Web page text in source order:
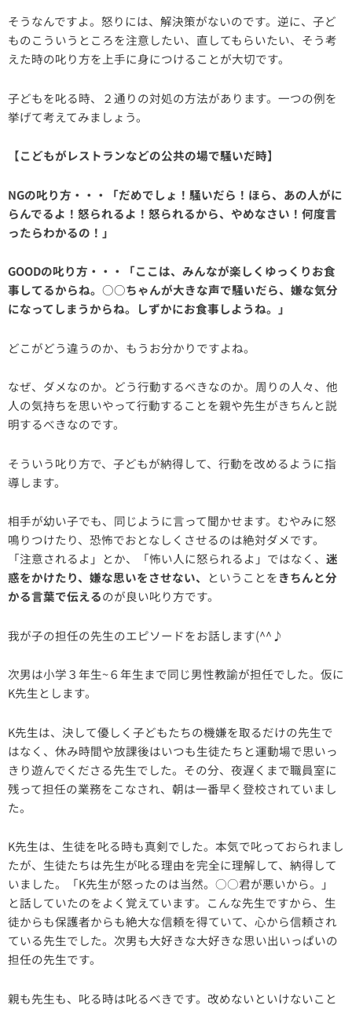
そうなんですよ。怒りには、解決策がないのです。逆に、子ど
ものこういうところを注意したい、直してもらいたい、そう考
えた時の叱り方を上手に身につけることが大切です。
子どもを叱る時、２通りの対処の方法があります。一つの例を
挙げて考えてみましょう。
【こどもがレストランなどの公共の場で騒いだ時】
NGの叱り方・・・「だめでしょ！騒いだら！ほら、あの人がに
らんでるよ！怒られるよ！怒られるから、やめなさい！何度言
ったらわかるの！」
GOODの叱り方・・・「ここは、みんなが楽しくゆっくりお食
事してるからね。○○ちゃんが大きな声で騒いだら、嫌な気分
になってしまうからね。しずかにお食事しようね。」
どこがどう違うのか、もうお分かりですよね。
なぜ、ダメなのか。どう行動するべきなのか。周りの人々、他
人の気持ちを思いやって行動することを親や先生がきちんと説
明するべきなのです。
そういう叱り方で、子どもが納得して、行動を改めるように指
導します。
相手が幼い子でも、同じように言って聞かせます。むやみに怒
鳴りつけたり、恐怖でおとなしくさせるのは絶対ダメです。
「注意されるよ」とか、「怖い人に怒られるよ」ではなく、 迷
惑をかけたり、嫌な思いをさせない、
ということをきちんと分
かる言葉で伝えるのが良い叱り方です。
我が子の担任の先生のエピソードをお話します(^^♪
次男は小学３年生~６年生まで同じ男性教諭が担任でした。仮に
K先生とします。
K先生は、決して優しく子どもたちの機嫌を取るだけの先生で
はなく、休み時間や放課後はいつも生徒たちと運動場で思いっ
きり遊んでくださる先生でした。その分、夜遅くまで職員室に
残って担任の業務をこなされ、朝は一番早く登校されていまし
た。
K先生は、生徒を叱る時も真剣でした。本気で叱っておられまし
たが、生徒たちは先生が叱る理由を完全に理解して、納得して
いました。「K先生が怒ったのは当然。○○君が悪いから。」
と話していたのをよく覚えています。こんな先生ですから、生
徒からも保護者からも絶大な信頼を得ていて、心から信頼され
ている先生でした。次男も大好きな大好きな思い出いっぱいの
担任の先生です。
親も先生も、叱る時は叱るべきです。改めないといけないこと